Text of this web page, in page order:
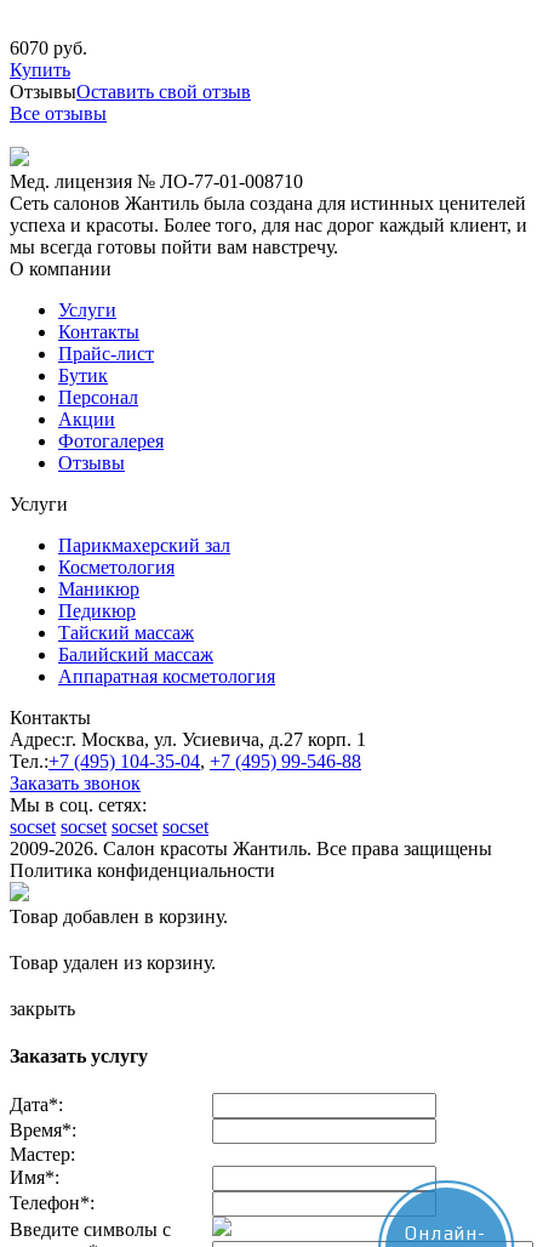
6070 руб.
Купить
ОтзывыОставить свой отзыв
Все отзывы
Мед. лицензия № ЛО-77-01-008710
Сеть салонов Жантиль была создана для истинных ценителей
успеха и красоты. Более того, для нас дорог каждый клиент, и
мы всегда готовы пойти вам навстречу.
О компании
Услуги
Контакты
Прайс-лист
Бутик
Персонал
Акции
Фотогалерея
Отзывы
Услуги
Парикмахерский зал
Косметология
Маникюр
Педикюр
Тайский массаж
Балийский массаж
Аппаратная косметология
Контакты
Адрес:г. Москва, ул. Усиевича, д.27 корп. 1
Тел.:+7 (495) 104-35-04, +7 (495) 99-546-88
Заказать звонок
Мы в соц. сетях:
socset socset socset socset
2009-2026. Салон красоты Жантиль. Все права защищены
Политика конфиденциальности
Товар добавлен в корзину.
Товар удален из корзину.
закрыть
Заказать услугу
Дата*:
Время*:
Мастер:
Имя*:
Телефон*:
Введите символы с
Онлайн-